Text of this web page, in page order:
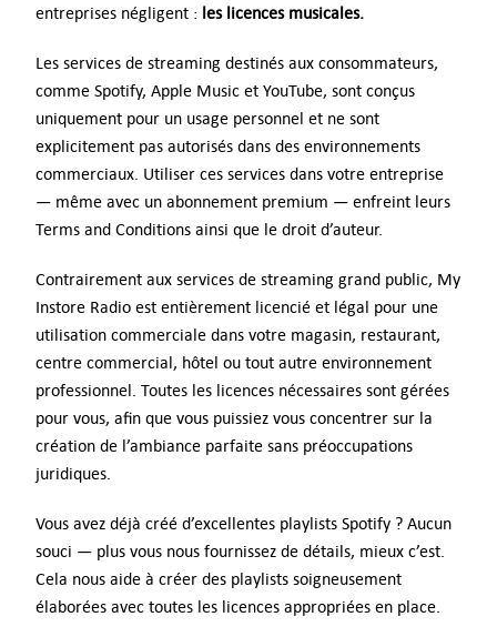
entreprises négligent : les licences musicales.
Les services de streaming destinés aux consommateurs,
comme Spotify, Apple Music et YouTube, sont conçus
uniquement pour un usage personnel et ne sont
explicitement pas autorisés dans des environnements
commerciaux. Utiliser ces services dans votre entreprise
— même avec un abonnement premium — enfreint leurs
Terms and Conditions ainsi que le droit d’auteur.
Contrairement aux services de streaming grand public, My
Instore Radio est entièrement licencié et légal pour une
utilisation commerciale dans votre magasin, restaurant,
centre commercial, hôtel ou tout autre environnement
professionnel. Toutes les licences nécessaires sont gérées
pour vous, afin que vous puissiez vous concentrer sur la
création de l’ambiance parfaite sans préoccupations
juridiques.
Vous avez déjà créé d’excellentes playlists Spotify ? Aucun
souci — plus vous nous fournissez de détails, mieux c’est.
Cela nous aide à créer des playlists soigneusement
élaborées avec toutes les licences appropriées en place.